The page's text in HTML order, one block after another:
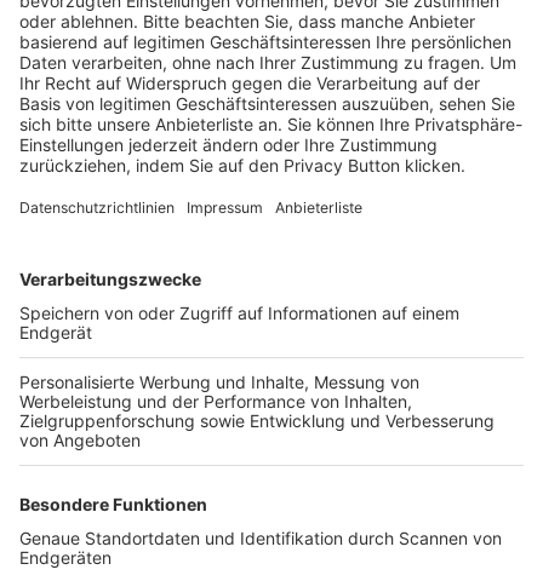
BFV-Geschäftsstellen
Trainerbörse
Login SpielPlus
FOLGE DEM BFV
TOP-VEREINE
TOP-PARTNER